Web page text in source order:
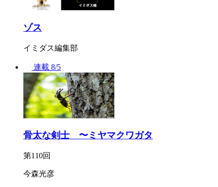
ゾス
イミダス編集部
連載 8/5
骨太な剣士 〜ミヤマクワガタ
第110回
今森光彦